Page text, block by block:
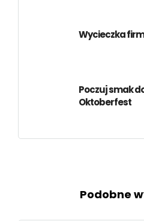
Wycieczka
Poczuj smak
Oktoberfest
Podobne